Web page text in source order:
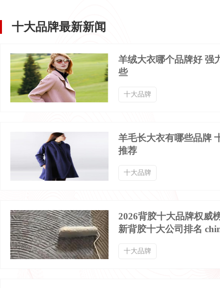
男士卫裤品牌排行榜 男士哈伦裤品牌排行榜
男士泳裤品牌排行榜
男士运动裤品牌排行榜
男士皮裤品牌排行榜 男士冲锋裤品牌排行榜
十大品牌最新新闻
羊绒大衣哪个品牌好 强
些
十大品牌
羊毛长大衣有哪些品牌
推荐
十大品牌
2026背胶十大品牌权威
新背胶十大公司排名
十大品牌